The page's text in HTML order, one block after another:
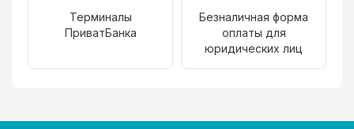
Терминалы
ПриватБанка
Безналичная форма
оплаты для
юридических лиц